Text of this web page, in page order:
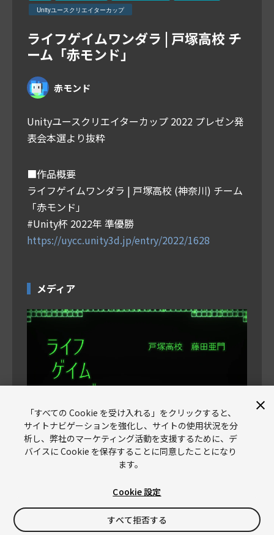
Unityユースクリエイターカップ
ライフゲイムワンダラ | 戸塚高校 チ
ーム「赤モンド」
赤モンド
Unityユースクリエイターカップ 2022 プレゼン発
表会本選より抜粋
■作品概要
ライフゲイムワンダラ | 戸塚高校 (神奈川) チーム
「赤モンド」
#Unity杯 2022年 準優勝
https://uycc.unity3d.jp/entry/2022/1628
メディア
Unity
Copyright © 2026 Unity Technologies
「すべての Cookie を受け入れる」をクリックすると、
サイトナビゲーションを強化し、サイトの使用状況を分
析し、弊社のマーケティング活動を支援するために、デ
バイスに Cookie を保存することに同意したことになり
ます。
Cookie 設定
すべて拒否する